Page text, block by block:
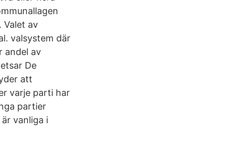
av
valsystem där
andel av
De
att
varje parti har
partier
vanliga i